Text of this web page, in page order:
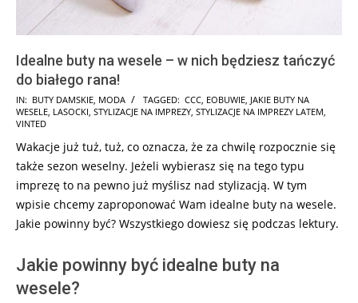
Idealne buty na wesele – w nich będziesz tańczyć
do białego rana!
2025-
06-
IN: BUTY DAMSKIE, MODA TAGGED: CCC, EOBUWIE, JAKIE BUTY NA
WESELE, LASOCKI, STYLIZACJE NA IMPREZY, STYLIZACJE NA IMPREZY LATEM,
VINTED
Wakacje już tuż, tuż, co oznacza, że za chwilę rozpocznie się
także sezon weselny. Jeżeli wybierasz się na tego typu
imprezę to na pewno już myślisz nad stylizacją. W tym
wpisie chcemy zaproponować Wam idealne buty na wesele.
Jakie powinny być? Wszystkiego dowiesz się podczas lektury.
Jakie powinny być idealne buty na
wesele?